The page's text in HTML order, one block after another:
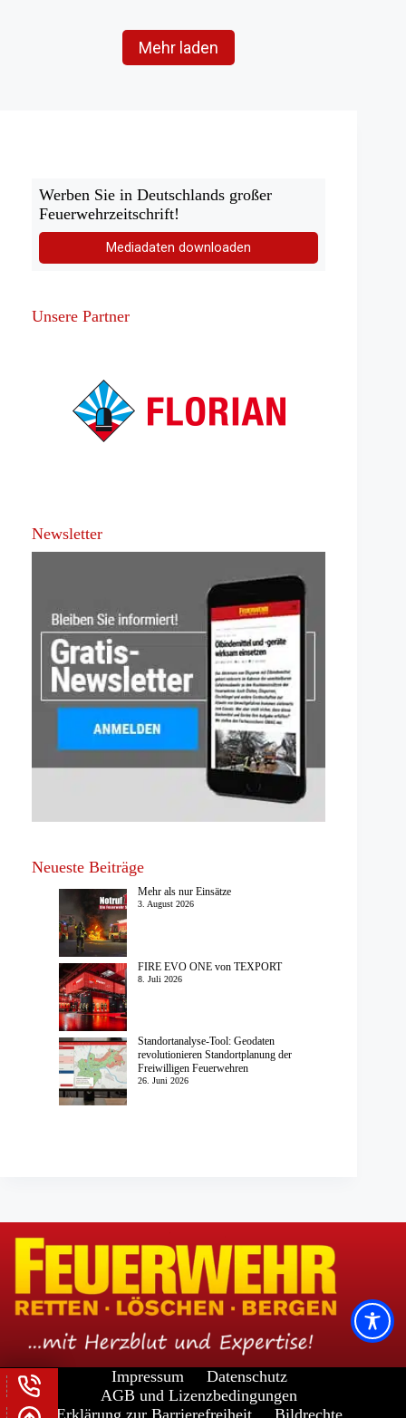
Mehr laden
Werben Sie in Deutschlands großer
Feuerwehrzeitschrift!
Mediadaten downloaden
Unsere Partner
Newsletter
Neueste Beiträge
Mehr als nur Einsätze
3. August 2026
FIRE EVO ONE von TEXPORT
8. Juli 2026
Standortanalyse-Tool: Geodaten
revolutionieren Standortplanung der
Freiwilligen Feuerwehren
26. Juni 2026
Impressum
Datenschutz
AGB und Lizenzbedingungen
Erklärung zur Barrierefreiheit
Bildrechte